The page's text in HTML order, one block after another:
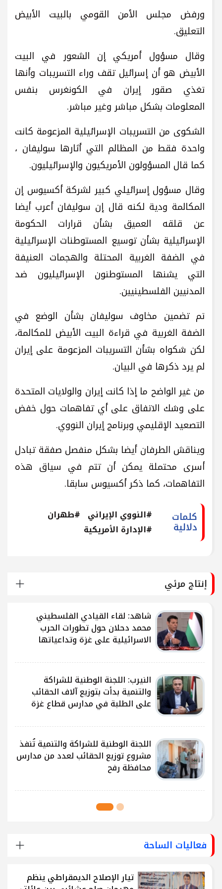
ورفض مجلس الأمن القومي بالبيت الأبيض
التعليق.
وقال مسؤول أمريكي إن الشعور في البيت
الأبيض هو أن إسرائيل تقف وراء التسريبات وأنها
تغذي صقور إيران في الكونغرس بنفس
المعلومات بشكل مباشر وغير مباشر.
الشكوى من التسريبات الإسرائيلية المزعومة كانت
واحدة فقط من المظالم التي أثارها سوليفان ،
كما قال المسؤولون الأمريكيون والإسرائيليون.
وقال مسؤول إسرائيلي كبير لشركة أكسيوس إن
المكالمة ودية لكنه قال إن سوليفان أعرب أيضا
عن قلقه العميق بشأن قرارات الحكومة
الإسرائيلية بشأن توسيع المستوطنات الإسرائيلية
في الضفة الغربية المحتلة والهجمات العنيفة
التي يشنها المستوطنون الإسرائيليون ضد
المدنيين الفلسطينيين.
تم تضمين مخاوف سوليفان بشأن الوضع في
الضفة الغربية في قراءة البيت الأبيض للمكالمة،
لكن شكواه بشأن التسريبات المزعومة على إيران
لم يرد ذكرها في البيان.
من غير الواضح ما إذا كانت إيران والولايات المتحدة
على وشك الاتفاق على أي تفاهمات حول خفض
التصعيد الإقليمي وبرنامج إيران النووي.
ويناقش الطرفان أيضا بشكل منفصل صفقة تبادل
أسرى محتملة يمكن أن تتم في سياق هذه
التفاهمات، كما ذكر أكسيوس سابقا.
كلمات
دلالية
#النووي الإيراني #طهران
#الإدارة الأمريكية
إنتاج مرئي
شاهد: لقاء القيادي الفلسطيني
محمد دحلان حول تطورات الحرب
الاسرائيلية على غزة وتداعياتها
النيرب: اللجنة الوطنية للشراكة
والتنمية بدأت بتوزيع آلاف الحقائب
على الطلبة في مدارس قطاع غزة
اللجنة الوطنية للشراكة والتنمية تُنفذ
مشروع توزيع الحقائب لعدد من مدارس
محافظة رفح
فعاليات الساحة
تيار الإصلاح الديمقراطي ينظم